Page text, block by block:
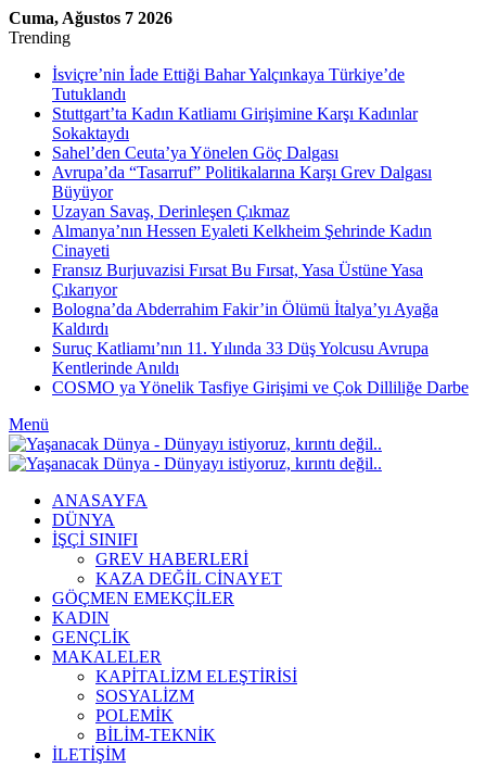
Cuma, Ağustos 7 2026
Trending
İsviçre’nin İade Ettiği Bahar Yalçınkaya Türkiye’de
Tutuklandı
Stuttgart’ta Kadın Katliamı Girişimine Karşı Kadınlar
Sokaktaydı
Sahel’den Ceuta’ya Yönelen Göç Dalgası
Avrupa’da “Tasarruf” Politikalarına Karşı Grev Dalgası
Büyüyor
Uzayan Savaş, Derinleşen Çıkmaz
Almanya’nın Hessen Eyaleti Kelkheim Şehrinde Kadın
Cinayeti
Fransız Burjuvazisi Fırsat Bu Fırsat, Yasa Üstüne Yasa
Çıkarıyor
Bologna’da Abderrahim Fakir’in Ölümü İtalya’yı Ayağa
Kaldırdı
Suruç Katliamı’nın 11. Yılında 33 Düş Yolcusu Avrupa
Kentlerinde Anıldı
COSMO ya Yönelik Tasfiye Girişimi ve Çok Dilliliğe Darbe
Menü
ANASAYFA
DÜNYA
İŞÇİ SINIFI
GREV HABERLERİ
KAZA DEĞİL CİNAYET
GÖÇMEN EMEKÇİLER
KADIN
GENÇLİK
MAKALELER
KAPİTALİZM ELEŞTİRİSİ
SOSYALİZM
POLEMİK
BİLİM-TEKNİK
ILETIŞIM